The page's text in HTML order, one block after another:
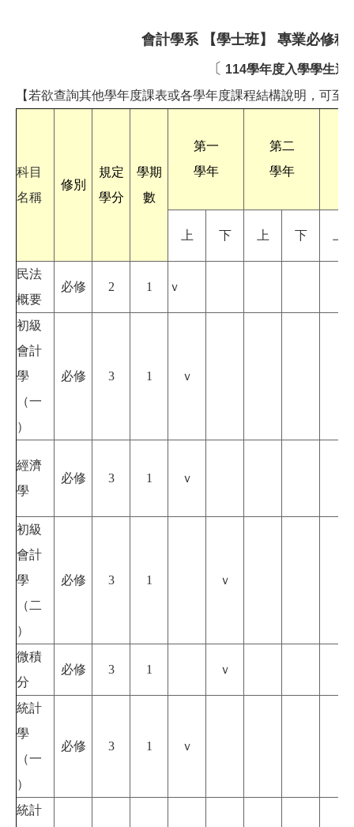
會計學系 【學士班】 專業必修科
〔 114學年度入學學生適
【若欲查詢其他學年度課表或各學年度課程結構說明，可至
科目
名稱
修別
規定
學分
學期
數
第一
學年
第二
學年
上 下 上 下
民法
概要
必修 2 1 ｖ
初級
會計
學
（一
）
必修 3 1 ｖ
經濟
學
必修 3 1 ｖ
初級
會計
學
（二
）
必修 3 1 ｖ
微積
分
必修 3 1 ｖ
統計
學
（一
）
必修 3 1 ｖ
統計